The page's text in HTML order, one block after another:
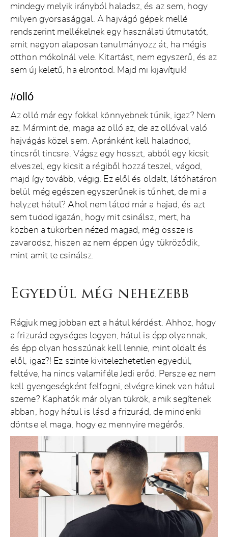
mindegy melyik irányból haladsz, és az sem, hogy
milyen gyorsasággal. A hajvágó gépek mellé
rendszerint mellékelnek egy használati útmutatót,
amit nagyon alaposan tanulmányozz át, ha mégis
otthon mókolnál vele. Kitartást, nem egyszerű, és az
sem új keletű, ha elrontod. Majd mi kijavítjuk!
#olló
Az olló már egy fokkal könnyebnek tűnik, igaz? Nem
az. Mármint de, maga az olló az, de az ollóval való
hajvágás közel sem. Apránként kell haladnod,
tincsről tincsre. Vágsz egy hosszt, abból egy kicsit
elveszel, egy kicsit a régiből hozzá teszel, vágod,
majd így tovább, végig. Ez elől és oldalt, látóhatáron
belül még egészen egyszerűnek is tűnhet, de mi a
helyzet hátul? Ahol nem látod már a hajad, és azt
sem tudod igazán, hogy mit csinálsz, mert, ha
közben a tükörben nézed magad, még össze is
zavarodsz, hiszen az nem éppen úgy tükröződik,
mint amit te csinálsz.
Egyedül még nehezebb
Rágjuk meg jobban ezt a hátul kérdést. Ahhoz, hogy
a frizurád egységes legyen, hátul is épp olyannak,
és épp olyan hosszúnak kell lennie, mint oldalt és
elől, igaz?! Ez szinte kivitelezhetetlen egyedül,
feltéve, ha nincs valamiféle Jedi erőd. Persze ez nem
kell gyengeségként felfogni, elvégre kinek van hátul
szeme? Kaphatók már olyan tükrök, amik segítenek
abban, hogy hátul is lásd a frizurád, de mindenki
döntse el maga, hogy ez mennyire megérős.